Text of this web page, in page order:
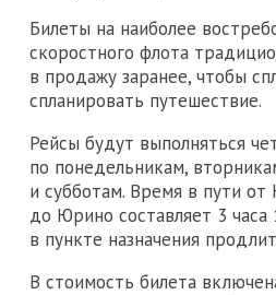
Билеты на наиболее
скоростного флота
в продажу заранее, чтобы
спланировать путешествие.
Рейсы будут выполняться
по понедельникам,
и субботам. Время в пути
до Юрино составляет 3 часа
в пункте назначения
В стоимость билета